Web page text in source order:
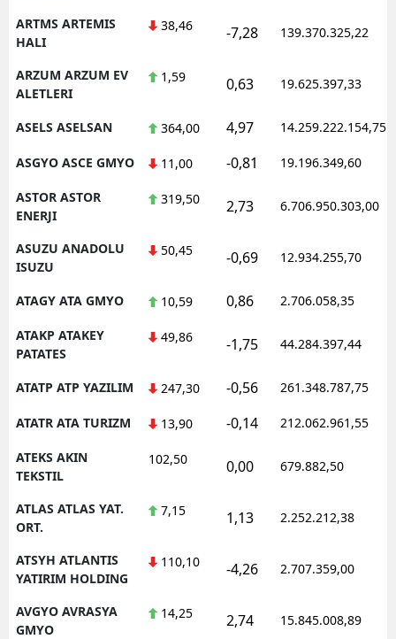
ARTMS ARTEMIS
HALI
38,46 -7,28 139.370.325,22
ARZUM ARZUM EV
ALETLERI
1,59 0,63 19.625.397,33
ASELS ASELSAN 364,00 4,97 14.259.222.154,75
ASGYO ASCE GMYO 11,00 -0,81 19.196.349,60
ASTOR ASTOR
ENERJI
319,50 2,73 6.706.950.303,00
ASUZU ANADOLU
ISUZU
50,45 -0,69 12.934.255,70
ATAGY ATA GMYO 10,59 0,86 2.706.058,35
ATAKP ATAKEY
PATATES
49,86 -1,75 44.284.397,44
ATATP ATP YAZILIM 247,30 -0,56 261.348.787,75
ATATR ATA TURIZM 13,90 -0,14 212.062.961,55
ATEKS AKIN
TEKSTIL
102,50 0,00 679.882,50
ATLAS ATLAS YAT.
ORT.
7,15 1,13 2.252.212,38
ATSYH ATLANTIS
YATIRIM HOLDING
110,10 -4,26 2.707.359,00
AVGYO AVRASYA
GMYO
14,25 2,74 15.845.008,89